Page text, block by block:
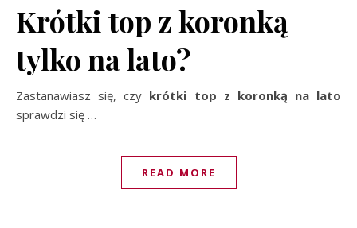
Krótki top z koronką
tylko na lato?
Zastanawiasz się, czy krótki top z koronką na lato
sprawdzi się …
READ MORE